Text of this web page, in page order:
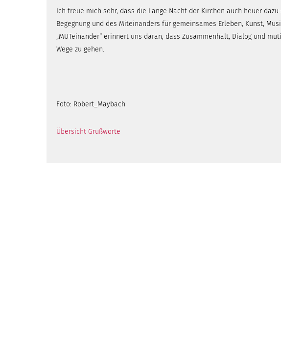
Ich freue mich sehr, dass die Lange Nacht der Kirchen auch heuer
Begegnung und des Miteinanders für gemeinsames Erleben, Kunst,
„MUTeinander“ erinnert uns daran, dass Zusammenhalt, Dialog und
Wege zu gehen.
Foto: Robert_Maybach
Übersicht Grußworte